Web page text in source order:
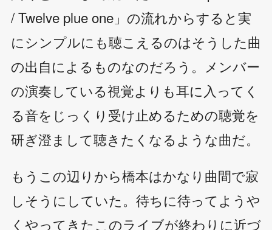
/ Twelve plue one」の流れからすると実
にシンプルにも聴こえるのはそうした曲
の出自によるものなのだろう。メンバー
の演奏している視覚よりも耳に入ってく
る音をじっくり受け止めるための聴覚を
研ぎ澄まして聴きたくなるような曲だ。
もうこの辺りから橋本はかなり曲間で寂
しそうにしていた。待ちに待ってようや
くやってきたこのライブが終わりに近づ